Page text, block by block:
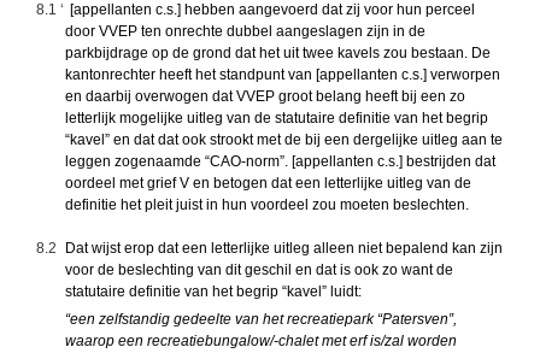
8.1 ‘ [appellanten c.s.] hebben aangevoerd dat zij voor hun perceel
door VVEP ten onrechte dubbel aangeslagen zijn in de
parkbijdrage op de grond dat het uit twee kavels zou bestaan. De
kantonrechter heeft het standpunt van [appellanten c.s.] verworpen
en daarbij overwogen dat VVEP groot belang heeft bij een zo
letterlijk mogelijke uitleg van de statutaire definitie van het begrip
“kavel” en dat dat ook strookt met de bij een dergelijke uitleg aan te
leggen zogenaamde “CAO-norm”. [appellanten c.s.] bestrijden dat
oordeel met grief V en betogen dat een letterlijke uitleg van de
definitie het pleit juist in hun voordeel zou moeten beslechten.
8.2
Dat wijst erop dat een letterlijke uitleg alleen niet bepalend kan zijn
voor de beslechting van dit geschil en dat is ook zo want de
statutaire definitie van het begrip “kavel” luidt:
“een zelfstandig gedeelte van het recreatiepark “Patersven”,
waarop een recreatiebungalow/-chalet met erf is/zal worden